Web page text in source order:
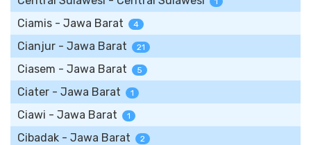
Ciamis - Jawa Barat 4
Cianjur - Jawa Barat 21
Ciasem - Jawa Barat 5
Ciater - Jawa Barat 1
Ciawi - Jawa Barat 1
Cibadak - Jawa Barat 2